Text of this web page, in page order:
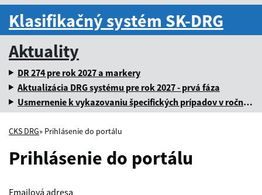
Klasifikačný systém SK-DRG
Aktuality
DR 274 pre rok 2027 a markery
Aktualizácia DRG systému pre rok 2027 - prvá fáza
Usmernenie k vykazovaniu špecifických prípadov v ročnej dávke za rok 2025
CKS DRG» Prihlásenie do portálu
Prihlásenie do portálu
Emailová adresa